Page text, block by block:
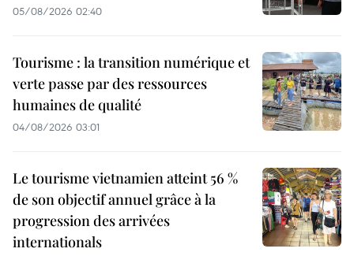
05/08/2026 02:40
Tourisme : la transition numérique et
verte passe par des ressources
humaines de qualité
04/08/2026 03:01
Le tourisme vietnamien atteint 56 %
de son objectif annuel grâce à la
progression des arrivées
internationals